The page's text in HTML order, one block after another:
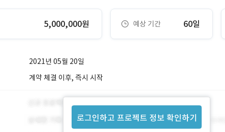
5,000,000원 예상 기간 60일
2021년 05월 20일
로그인하고 프로젝트 정보 확인하기
계약 체결 이후, 즉시 시작